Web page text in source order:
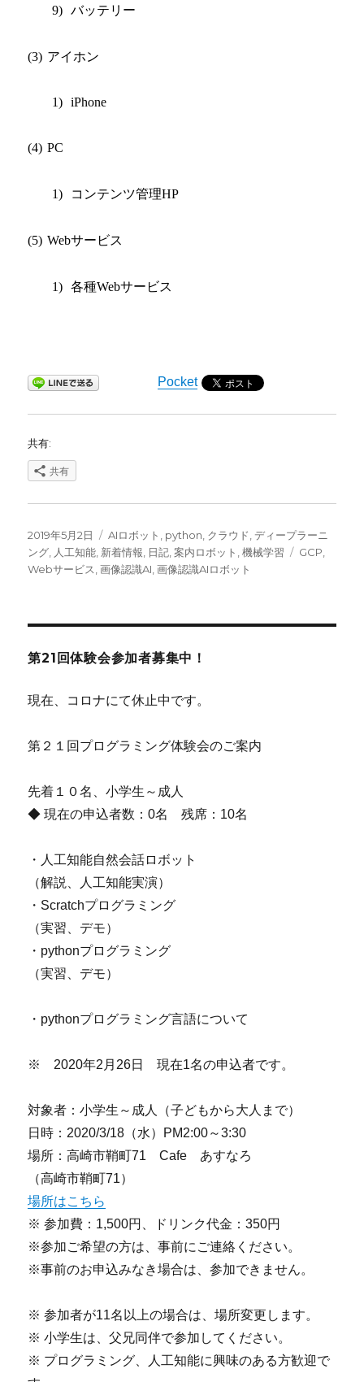
9) バッテリー
(3) アイホン
1) iPhone
(4) PC
1) コンテンツ管理HP
(5) Webサービス
1) 各種Webサービス
Pocket
共有:
共有
投
稿
日:
2019年5月2日
カ
テ
ゴ
AIロボット , python, クラウド,ディープラーニ
ング, 人工知能, 新着情報, 日記,案内ロボット ,機械学習
タ
GCP,
Webサービス,画像認識AI,画像認識AIロボット
第21回体験会参加者募集中！
現在、コロナにて休止中です。
第２１回プログラミング体験会のご案内
先着１０名、小学生～成人
◆ 現在の申込者数：0名 残席：10名
・人工知能自然会話ロボット
（解説、人工知能実演）
・Scratchプログラミング
（実習、デモ）
・pythonプログラミング
（実習、デモ）
・pythonプログラミング言語について
※ 2020年2月26日 現在1名の申込者です。
対象者：小学生～成人（子どもから大人まで）
日時：2020/3/18（水）PM2:00～3:30
場所：高崎市鞘町71 Cafe あすなろ
（高崎市鞘町71）
場所はこちら
※ 参加費：1,500円、ドリンク代金：350円
※参加ご希望の方は、事前にご連絡ください。
※事前のお申込みなき場合は、参加できません。
※ 参加者が11名以上の場合は、場所変更します。
※ 小学生は、父兄同伴で参加してください。
※ プログラミング、人工知能に興味のある方歓迎で